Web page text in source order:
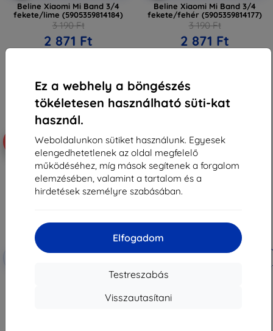
Ez a webhely a böngészés
tökéletesen használható süti-kat
használ.
Weboldalunkon sütiket használunk. Egyesek
elengedhetetlenek az oldal megfelelő
működéséhez, míg mások segítenek a forgalom
elemzésében, valamint a tartalom és a
hirdetések személyre szabásában.
Elfogadom
Testreszabás
Visszautasítani
Beline Xiaomi Mi Band 3/4
fekete/lime (5905359814184)
3 190 Ft
2 871 Ft
Beline Xiaomi Mi Band 3/4
fekete/fehér (5905359814177)
3 190 Ft
2 871 Ft
Kedvezmény
Beline Mi Band 3/4 kék szíj ver.2
-10%
Kedvezmény
3MK Folia ARC+ FS Motorola Edge